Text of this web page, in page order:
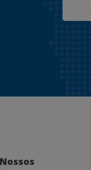
Nossos